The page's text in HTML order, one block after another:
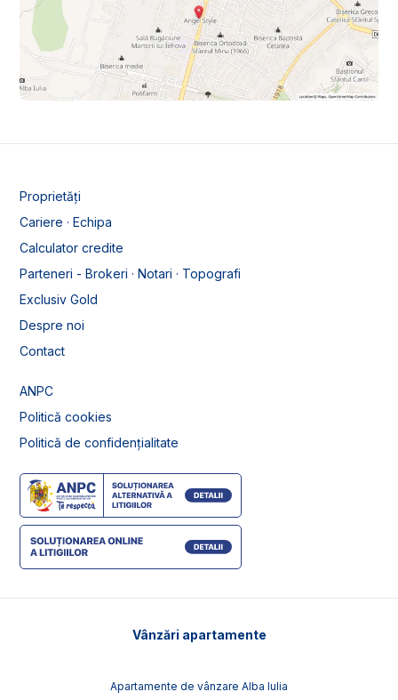
Proprietăți
Cariere · Echipa
Calculator credite
Parteneri - Brokeri · Notari · Topografi
Exclusiv Gold
Despre noi
Contact
ANPC
Politică cookies
Politică de confidențialitate
Vânzări apartamente
Apartamente de vânzare Alba Iulia